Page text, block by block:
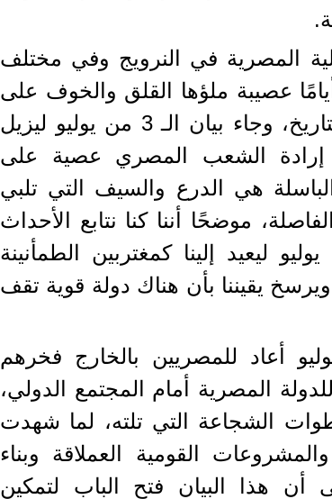
المصرية في النرويج وفي مختلف
عصيبة ملؤها القلق والخوف على
مستقبل وطنهم الأم قبل هذا التاريخ، وجاء بيان الـ 3 من يوليو ليزيل
إرادة الشعب المصري عصية على
هي الدرع والسيف التي تلبي
موضحًا أننا كنا نتابع الأحداث
وقلوبنا في مصر، وجاء بيان 3 يوليو ليعيد إلينا كمغتربين الطمأنينة
يقيننا بأن هناك دولة قوية تقف
أعاد للمصريين بالخارج فخرهم
المصرية أمام المجتمع الدولي،
الشجاعة التي تلته، لما شهدت
القومية العملاقة وبناء
أن هذا البيان فتح الباب لتمكين